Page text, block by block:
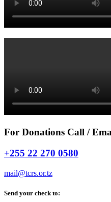
For Donations Call /
+255 22 270 0580
mail@tcrs.or.tz
Send your check to: